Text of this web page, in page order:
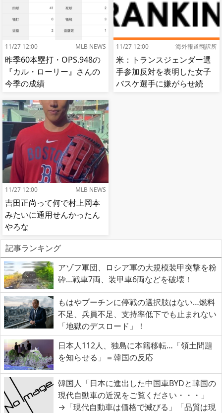
11/27 12:00 MLB NEWS
昨季60本塁打・OPS.948の
『カル・ローリー』さんの
今季の成績
11/27 12:00 海外報道翻訳所
米：トランスジェンダー選
手参加反対を表明した女子
バスケ選手に嫌がらせ続
11/27 12:00 MLB NEWS
吉田正尚って何で村上岡本
みたいに通用せんかったん
やろな
記事ランキング
アゾフ軍団、ロシア軍の大規模装甲突撃を粉
砕…戦車7両、装甲車6両などを破壊！
もはやプーチンに停戦の選択肢はない…燃料
不足、兵員不足、支持率低下でも止まれない
「地獄のデスロード」！
日本人112人、独島に本籍移転…「領土問題
を知らせる」＝韓国の反応
韓国人「日本に進出した中国車BYDと韓国の
現代自動車の近況をご覧ください・・・」
→「現代自動車は価格で滅びる」「品質は現